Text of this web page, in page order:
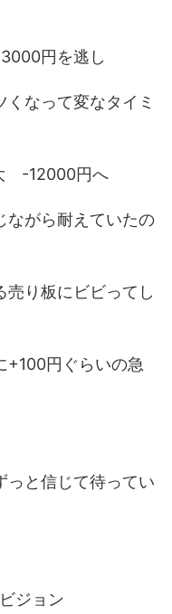
円を逃し
なって変なタイミ
-12000円へ
ながら耐えていたの
り板にビビってし
+100円ぐらいの急
と信じて待ってい
ジョン